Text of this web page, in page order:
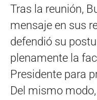
Tras la reunión,
mensaje en sus
defendió su
plenamente la
Presidente para
Del mismo